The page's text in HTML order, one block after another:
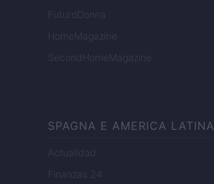
FuturoDonna
HomeMagazine
SecondHomeMagazine
SPAGNA E AMERICA LATINA
Actualidad
Finanzas 24